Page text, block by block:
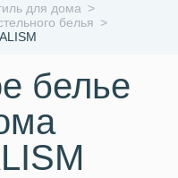
для дома
белья
белье